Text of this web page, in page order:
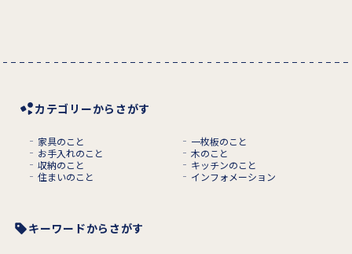
カテゴリーからさがす
家具のこと
一枚板のこと
お手入れのこと
木のこと
収納のこと
キッチンのこと
住まいのこと
インフォメーション
キーワードからさがす